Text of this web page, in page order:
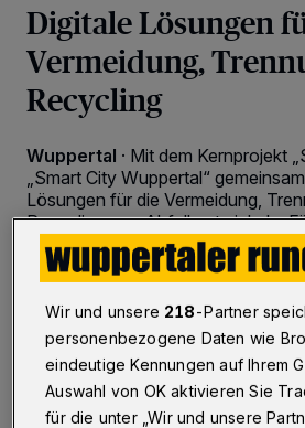
Digitale Lösungen
Vermeidung,
Recycling
Wuppertal · Mit dem Kernprojekt
„Smart City Wuppertal“
Lösungen für die Vermeidung,
Recycling von Abfall entwickeln.
lädt das „Competence Center
zur Auftaktveranstaltung ein, um
Inhalte und wichtigsten
27.02.2024 , 17:00 Uhr
Wir und unsere 218-Partner
personenbezogene Daten wie
eindeutige Kennungen auf Ihrem
Auswahl von OK aktivieren Sie
für die unter „Wir und unsere